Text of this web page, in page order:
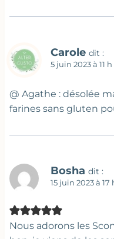
Carole dit :
5 juin 2023 à 11
@ Agathe : désolée
farines sans gluten
Bosha dit :
15 juin 2023 à
Nous adorons les